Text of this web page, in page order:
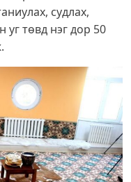
судлах,
уг төвд нэг дор 50